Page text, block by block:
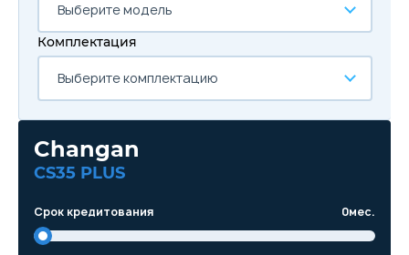
Выберите модель
Комплектация
Выберите комплектацию
Changan
CS35 PLUS
Срок кредитования 0мес.